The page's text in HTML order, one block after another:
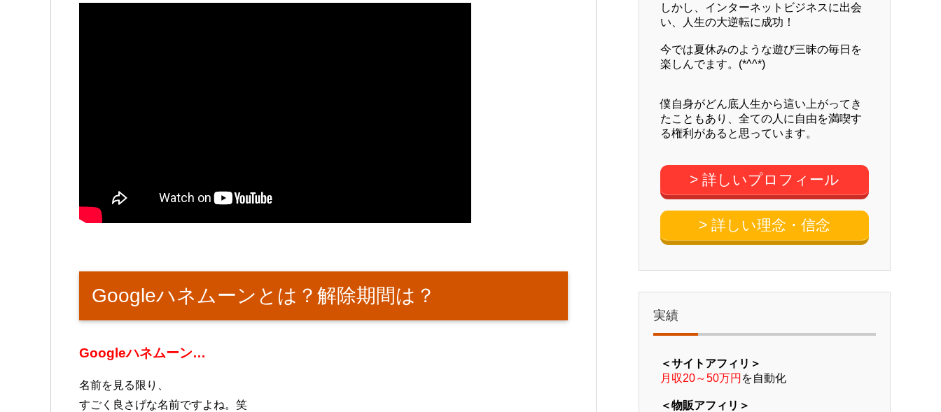
Googleハネムーンとは？解除期間は？
Googleハネムーン…
名前を見る限り、
すごく良さげな名前ですよね。笑
しかし、インターネットビジネスに出会
い、人生の大逆転に成功！
今では夏休みのような遊び三昧の毎日を
楽しんでます。(*^^*)
僕自身がどん底人生から這い上がってき
たこともあり、全ての人に自由を満喫す
る権利があると思っています。
> 詳しいプロフィール
> 詳しい理念・信念
実績
＜サイトアフィリ＞
月収20～50万円 を自動化
＜物販アフィリ＞